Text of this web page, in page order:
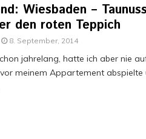
Wiesbaden –
den roten Teppich
8. September, 2014
jahrelang, hatte ich aber nie
meinem Appartement abspielte